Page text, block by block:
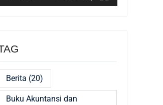
Berita (20)
Buku Akuntansi dan